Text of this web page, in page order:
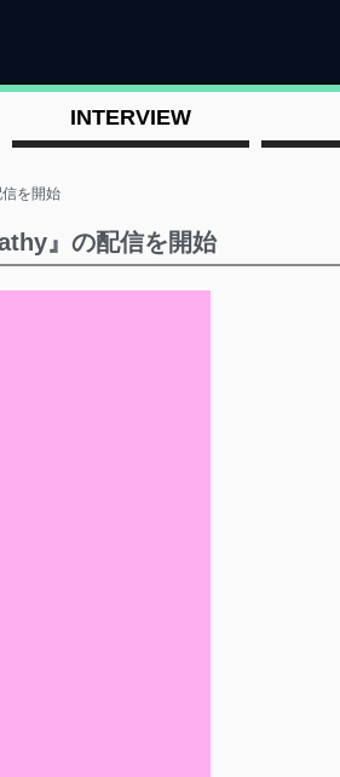
INTERVIEW
を開始
』の配信を開始